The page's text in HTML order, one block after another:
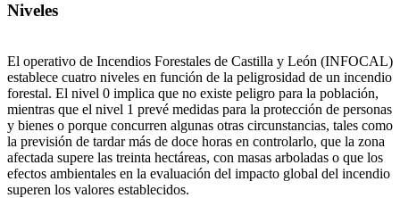
Niveles
El operativo de Incendios Forestales de Castilla y León (INFOCAL)
establece cuatro niveles en función de la peligrosidad de un incendio
forestal. El nivel 0 implica que no existe peligro para la población,
mientras que el nivel 1 prevé medidas para la protección de personas
y bienes o porque concurren algunas otras circunstancias, tales como
la previsión de tardar más de doce horas en controlarlo, que la zona
afectada supere las treinta hectáreas, con masas arboladas o que los
efectos ambientales en la evaluación del impacto global del incendio
superen los valores establecidos.